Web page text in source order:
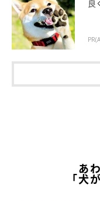
飼い主さん：
「ドッグランに行って
ルしています！一方、”
良
あ
「犬